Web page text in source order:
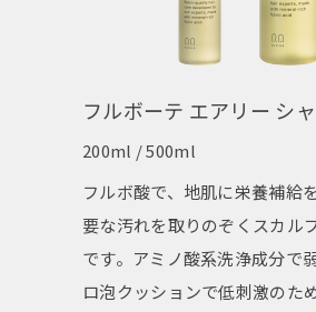
フルボーテ エアリー シ
200ml / 500ml
フルボ酸で、地肌に栄養補給
要な汚れを取りのぞくスカル
です。アミノ酸系洗浄成分で
ロ泡クッションで低刺激のた